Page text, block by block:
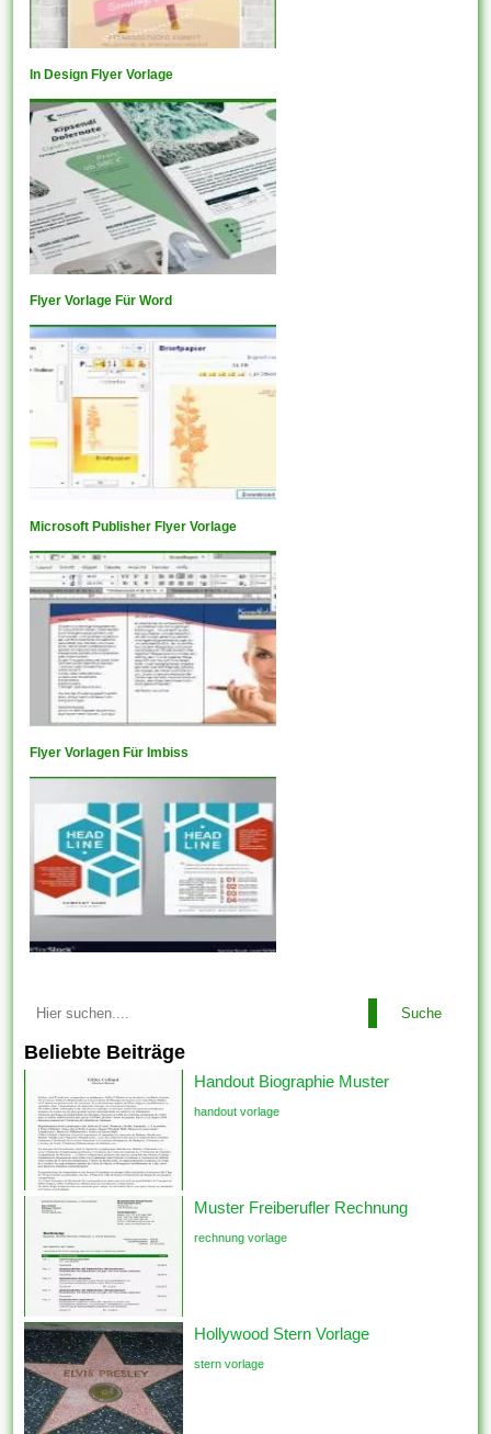
In Design Flyer Vorlage
Flyer Vorlage Für Word
Microsoft Publisher Flyer Vorlage
Flyer Vorlagen Für Imbiss
Suche
Beliebte Beiträge
Handout Biographie Muster
handout vorlage
Muster Freiberufler Rechnung
rechnung vorlage
Hollywood Stern Vorlage
stern vorlage